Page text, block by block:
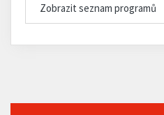
Zobrazit seznam programů